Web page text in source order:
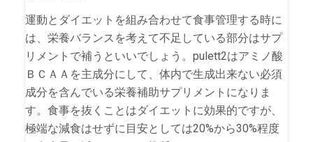
運動とダイエットを組み合わせて食事管理する時に
は、栄養バランスを考えて不足している部分はサプ
リメントで補うといいでしょう。pulett2はアミノ酸
ＢＣＡＡを主成分にして、体内で生成出来ない必須
成分を含んでいる栄養補助サプリメントになりま
す。食事を抜くことはダイエットに効果的ですが、
極端な減食はせずに目安としては20%から30%程度